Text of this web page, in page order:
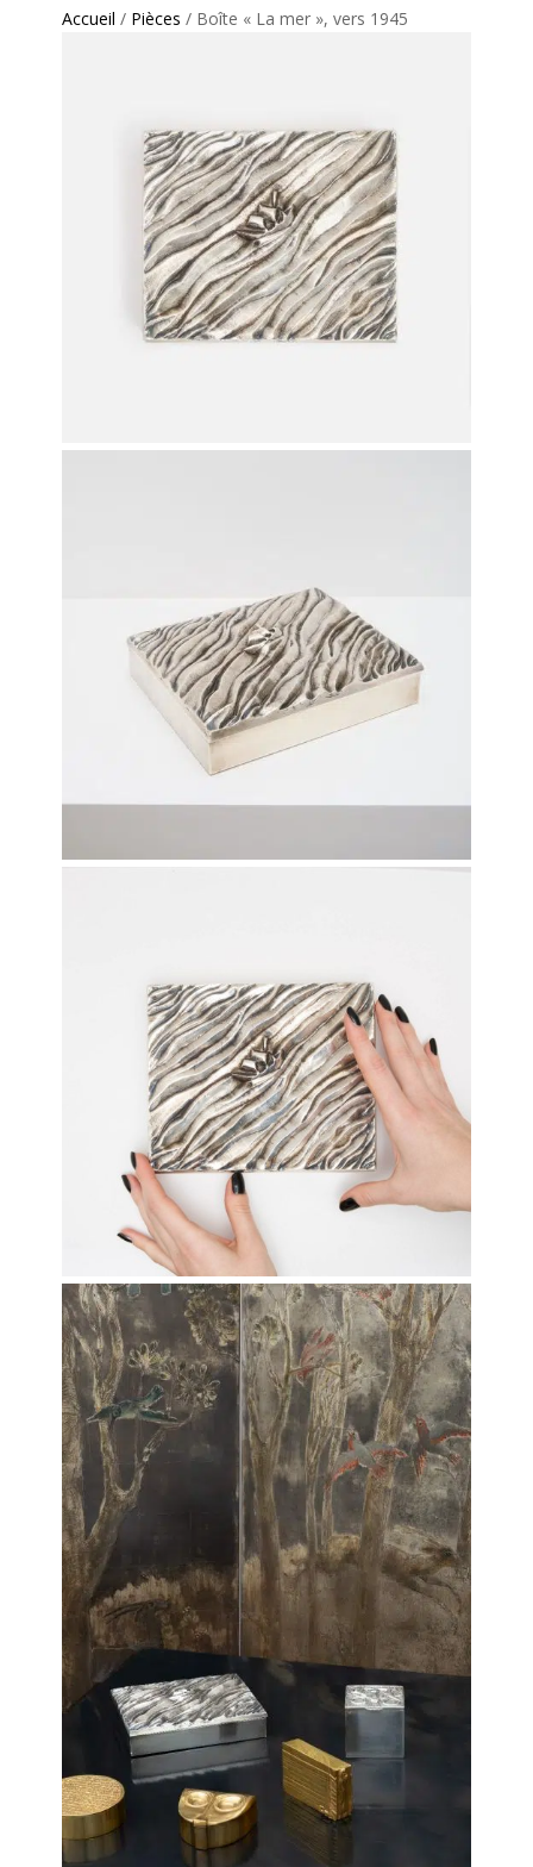
Accueil / Pièces / Boîte « La mer », vers 1945